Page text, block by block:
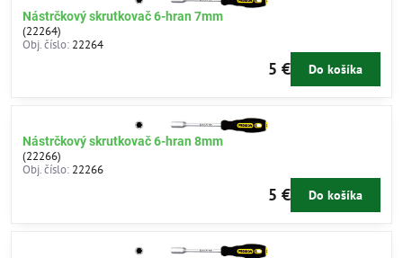
Nástrčkový skrutkovač 6-hran 7mm
(22264)
Obj. číslo: 22264
5 € Do košíka
Nástrčkový skrutkovač 6-hran 8mm
(22266)
Obj. číslo: 22266
5 € Do košíka